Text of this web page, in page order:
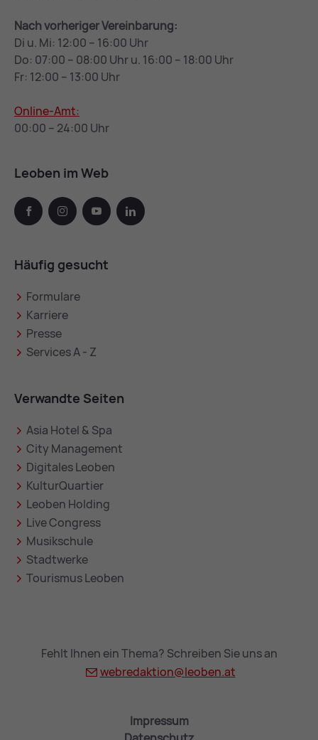
Nach vorheriger Vereinbarung:
Di u. Mi: 12:00 – 16:00 Uhr
Do: 07:00 – 08:00 Uhr u. 16:00 – 18:00 Uhr
Fr: 12:00 – 13:00 Uhr
Online-Amt:
00:00 – 24:00 Uhr
Leoben im Web
facebook instagramyoutube linkedin
Häufig gesucht
Formulare
Karriere
Presse
Services A - Z
Verwandte Seiten
Asia Hotel & Spa
City Management
Digitales Leoben
KulturQuartier
Leoben Holding
Live Congress
Musikschule
Stadtwerke
Tourismus Leoben
Fehlt Ihnen ein Thema? Schreiben Sie uns an
webredaktion@leoben.at
Impressum